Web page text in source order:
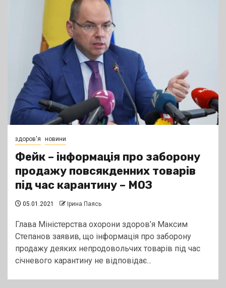
здоров'я новини
Фейк – інформація про заборону
продажу повсякденних товарів
під час карантину – МОЗ
05.01.2021 Ірина Паясь
Глава Міністерства охорони здоров’я Максим
Степанов заявив, що інформація про заборону
продажу деяких непродовольчих товарів під час
січневого карантину не відповідає...